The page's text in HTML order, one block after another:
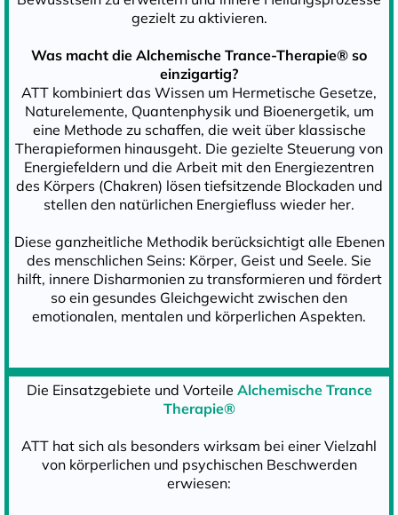
gezielt zu aktivieren.
Was macht die Alchemische Trance-Therapie® so
einzigartig?
ATT kombiniert das Wissen um Hermetische Gesetze,
Naturelemente, Quantenphysik und Bioenergetik, um
eine Methode zu schaffen, die weit über klassische
Therapieformen hinausgeht. Die gezielte Steuerung von
Energiefeldern und die Arbeit mit den Energiezentren
des Körpers (Chakren) lösen tiefsitzende Blockaden und
stellen den natürlichen Energiefluss wieder her.
Diese ganzheitliche Methodik berücksichtigt alle Ebenen
des menschlichen Seins: Körper, Geist und Seele. Sie
hilft, innere Disharmonien zu transformieren und fördert
so ein gesundes Gleichgewicht zwischen den
emotionalen, mentalen und körperlichen Aspekten.
Die Einsatzgebiete und Vorteile Alchemische Trance
Therapie®
ATT hat sich als besonders wirksam bei einer Vielzahl
von körperlichen und psychischen Beschwerden
erwiesen: